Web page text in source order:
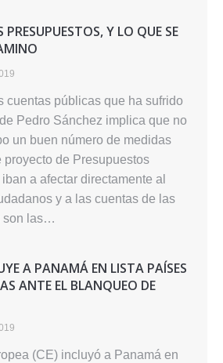
Y LO QUE SE
cuentas públicas que ha sufrido
Pedro Sánchez implica que no
un buen número de medidas
proyecto de Presupuestos
a afectar directamente al
y a las cuentas de las
son las…
A PANAMÁ EN LISTA PAÍSES
ANTE EL BLANQUEO DE
(CE) incluyó a Panamá en